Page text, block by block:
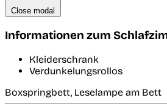
Close modal
Informationen zum
Kleiderschrank
Verdunkelungsrollos
Boxspringbett, Leselampe am Bett